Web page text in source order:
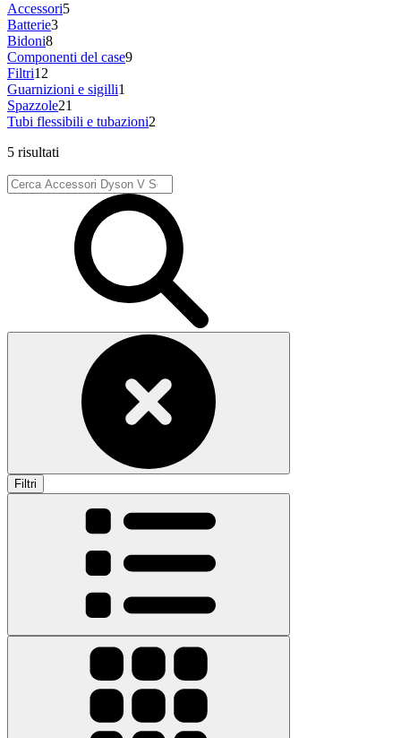
Accessori5
Batterie3
Bidoni8
Componenti del case9
Filtri12
Guarnizioni e sigilli1
Spazzole21
Tubi flessibili e tubazioni2
5 risultati
Filtri